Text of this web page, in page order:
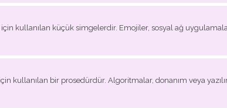
kullanılan küçük simgelerdir. Emojiler, sosyal ağ
kullanılan bir prosedürdür. Algoritmalar, donanım veya